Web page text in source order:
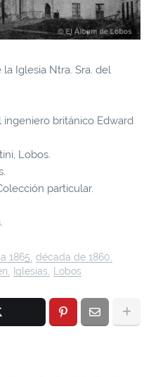
Iglesia Ntra. Sra. del
británico Edward
Lobos.
particular.
1865 década de 1860
Iglesias Lobos